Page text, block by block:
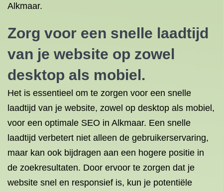
Alkmaar.
Zorg voor een snelle laadtijd
van je website op zowel
desktop als mobiel.
Het is essentieel om te zorgen voor een snelle
laadtijd van je website, zowel op desktop als mobiel,
voor een optimale SEO in Alkmaar. Een snelle
laadtijd verbetert niet alleen de gebruikerservaring,
maar kan ook bijdragen aan een hogere positie in
de zoekresultaten. Door ervoor te zorgen dat je
website snel en responsief is, kun je potentiële